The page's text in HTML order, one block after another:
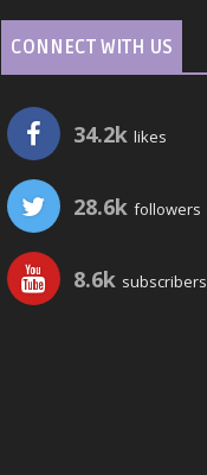
CONNECT WITH US
34.2k likes
28.6k followers
8.6k subscribers